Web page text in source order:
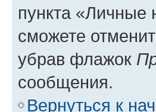
пункта «Личные
сможете
убрав флажок
сообщения.
Вернуться к